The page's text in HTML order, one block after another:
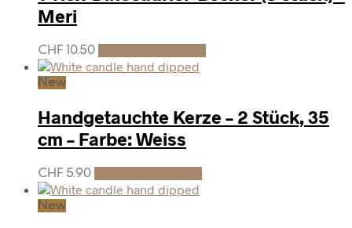
Meri
CHF 10.50
New
Handgetauchte Kerze – 2 Stück, 35
cm – Farbe: Weiss
CHF 5.90
New